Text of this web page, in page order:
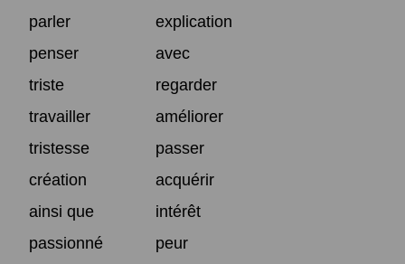
parler
explication
penser
avec
triste
regarder
travailler
améliorer
tristesse
passer
création
acquérir
ainsi que
intérêt
passionné
peur